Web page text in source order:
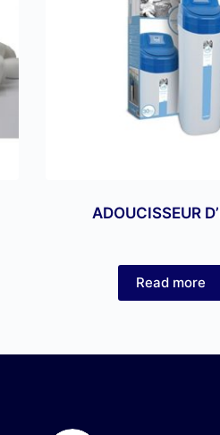
ADOUCISSEUR
Read more